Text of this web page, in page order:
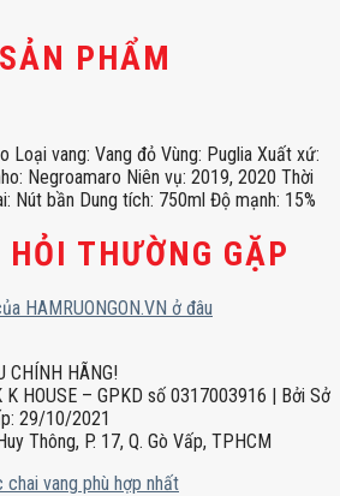
PHẨM
Loại vang: Vang đỏ Vùng: Puglia Xuất xứ:
Negroamaro Niên vụ: 2019, 2020 Thời
Nút bần Dung tích: 750ml Độ mạnh: 15%
THƯỜNG GẶP
HAMRUONGON.VN ở đâu
CHÍNH HÃNG!
K HOUSE – GPKD số 0317003916 | Bởi Sở
29/10/2021
Thông, P. 17, Q. Gò Vấp, TPHCM
vang phù hợp nhất